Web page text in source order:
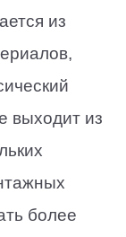
из
выходит из
более